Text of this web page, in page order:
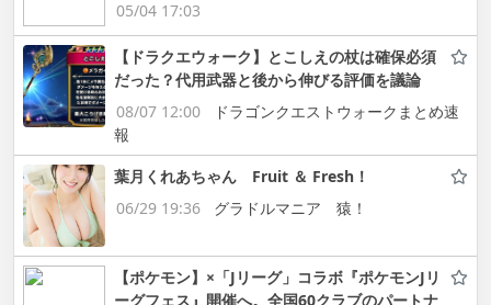
05/04 17:03
【ドラクエウォーク】とこしえの杖は確保必須
だった？代用武器と後から伸びる評価を議論
08/07 12:00
ドラゴンクエストウォークまとめ速
報
葉月くれあちゃん Fruit ＆ Fresh！
06/29 19:36
グラドルマニア 猿！
【ポケモン】×「Jリーグ」コラボ『ポケモンJリ
ーグフェス』開催へ。全国60クラブのパートナ